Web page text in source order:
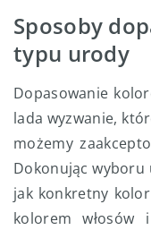
Sposoby
typu urody
Dopasowanie
lada wyzwanie,
możemy
Dokonując wyboru
jak konkretny
kolorem włosów